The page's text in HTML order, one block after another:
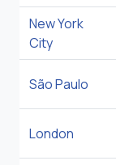
New York
City
São Paulo
London